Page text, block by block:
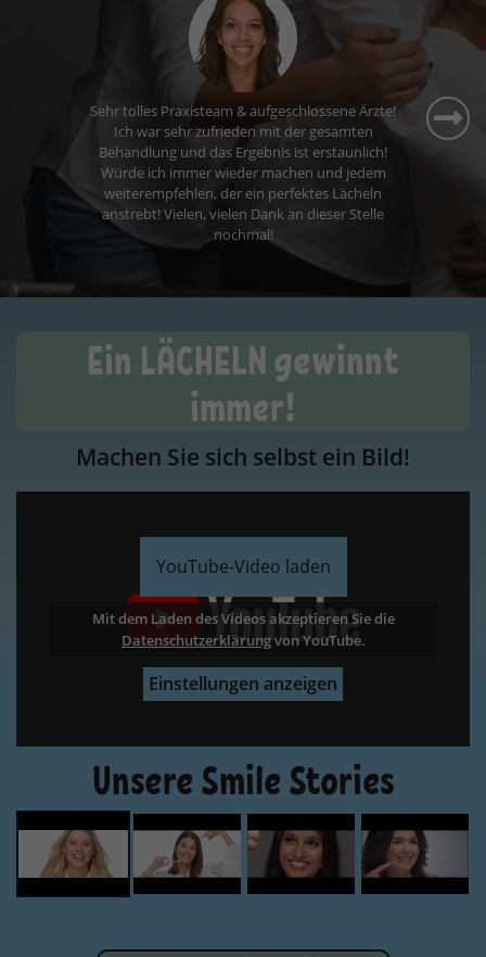
Wartezeiten sind kurz, das Personal ist nett und
ich komme gerne zu meinem Termin.
Ein LÄCHELN gewinnt
immer!
Machen Sie sich selbst ein Bild!
YouTube-Video laden
Mit dem Laden des Videos akzeptieren Sie die
Datenschutzerklärungvon YouTube.
Einstellungen anzeigen
Datenschutzerklärung
Datenschutzerklärung
Datenschutzerklärung
Unsere Smile Stories